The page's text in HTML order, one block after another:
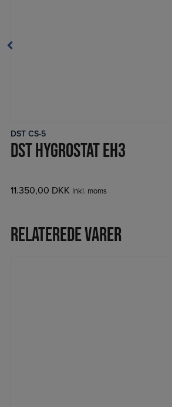
DST CS-5
DST HYGROSTAT EH3
11.350,00 DKK Inkl. moms
Relaterede varer